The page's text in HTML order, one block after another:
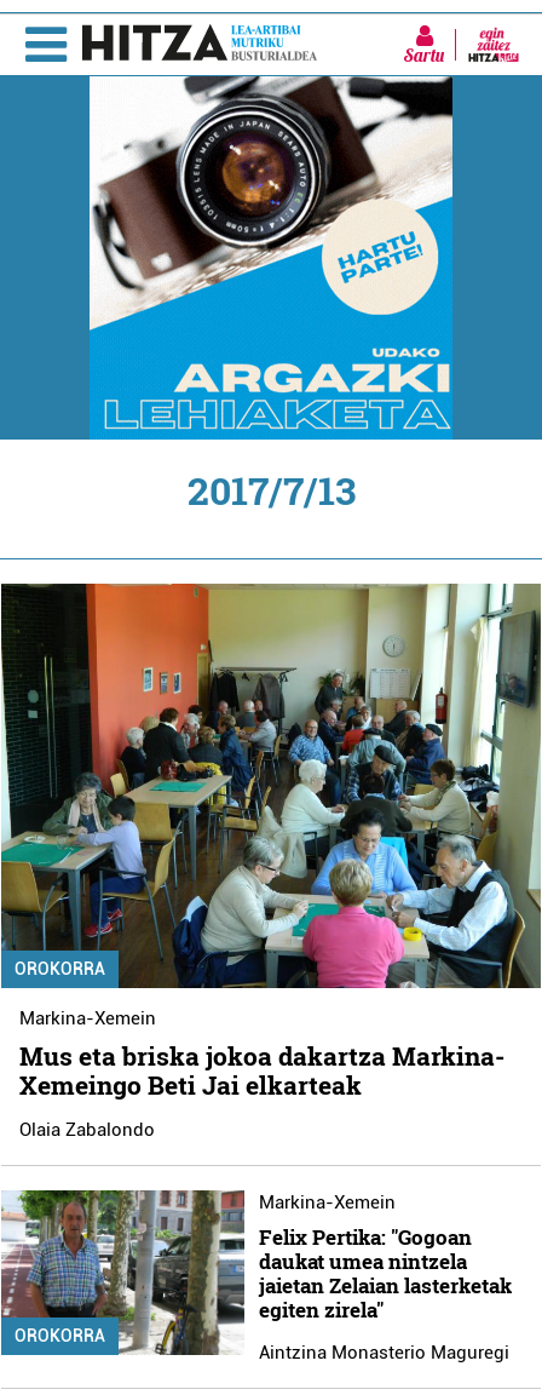
Sartu
2017/7/13
OROKORRA
Markina-Xemein
Mus eta briska jokoa dakartza Markina-
Xemeingo Beti Jai elkarteak
Olaia Zabalondo
OROKORRA
Markina-Xemein
Felix Pertika: "Gogoan
daukat umea nintzela
jaietan Zelaian lasterketak
egiten zirela"
Aintzina Monasterio Maguregi